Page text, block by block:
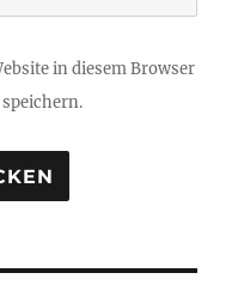
in diesem Browser